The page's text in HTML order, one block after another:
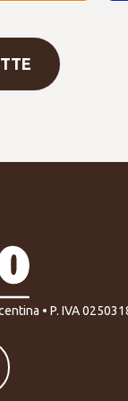
• P. IVA